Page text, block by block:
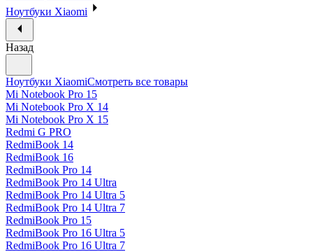
Ноутбуки Xiaomi
Назад
Ноутбуки XiaomiСмотреть все товары
Mi Notebook Pro 15
Mi Notebook Pro X 14
Mi Notebook Pro X 15
Redmi G PRO
RedmiBook 14
RedmiBook 16
RedmiBook Pro 14
RedmiBook Pro 14 Ultra
RedmiBook Pro 14 Ultra 5
RedmiBook Pro 14 Ultra 7
RedmiBook Pro 15
RedmiBook Pro 16 Ultra 5
RedmiBook Pro 16 Ultra 7